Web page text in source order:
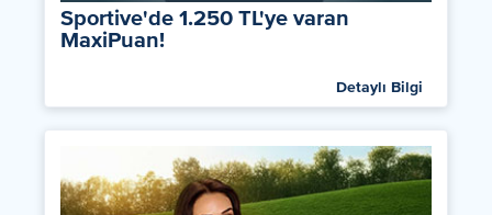
Sportive'de 1.250 TL'ye varan
MaxiPuan!
Detaylı Bilgi